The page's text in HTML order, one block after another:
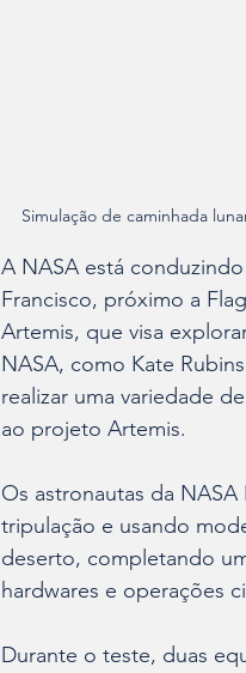
Simulação de caminhada
A NASA está
Francisco, próximo a
Artemis, que visa
NASA, como Kate
realizar uma variedade
ao projeto Artemis.
Os astronautas da
tripulação e usando
deserto, completando
hardwares e operações
Durante o teste, duas